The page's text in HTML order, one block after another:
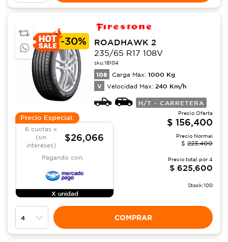
-30%
ROADHAWK 2
235/65 R17 108V
sku:18104
108 Carga Max: 1000 Kg
V Velocidad Max: 240 Km/h
H/T - CARRETERA
Precio Especial:
6 cuotas x
(sin
intereses)
$26,066
Pagando con:
X unidad
Precio Oferta
$ 156,400
Precio Normal
$ 223,400
Precio total por 4
$ 625,600
Stock:100
COMPRAR